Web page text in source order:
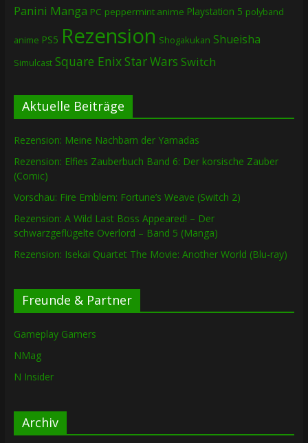
Panini Manga PC peppermint anime Playstation 5 polyband
anime PS5 Rezension Shogakukan Shueisha
Simulcast Square EnixStar Wars Switch
Aktuelle Beiträge
Rezension: Meine Nachbarn der Yamadas
Rezension: Elfies Zauberbuch Band 6: Der korsische Zauber
(Comic)
Vorschau: Fire Emblem: Fortune’s Weave (Switch 2)
Rezension: A Wild Last Boss Appeared! – Der
schwarzgeflügelte Overlord – Band 5 (Manga)
Rezension: Isekai Quartet The Movie: Another World (Blu-ray)
Freunde & Partner
Gameplay Gamers
NMag
N Insider
Archiv